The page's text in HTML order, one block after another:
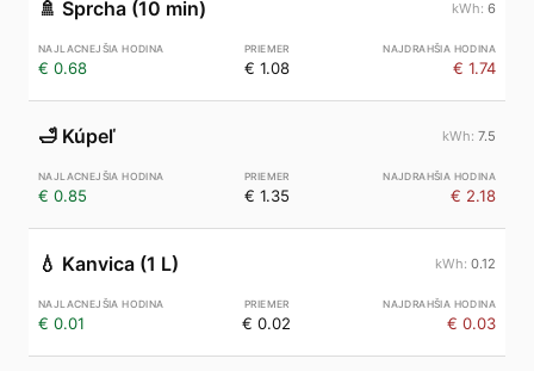
🚿 Sprcha (10 min) 6
€ 0.68 € 1.08 € 1.74
🛁 Kúpeľ 7.5
€ 0.85 € 1.35 € 2.18
💧 Kanvica (1 L) 0.12
€ 0.01 € 0.02 € 0.03